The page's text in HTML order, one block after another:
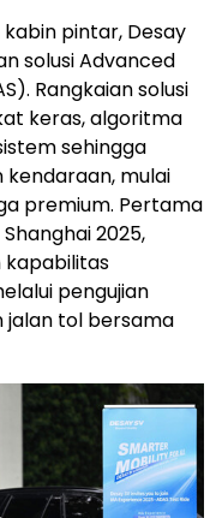
pintar, Desay
solusi Advanced
Rangkaian solusi
keras, algoritma
sehingga
mulai
premium. Pertama
2025,
kapabilitas
pengujian
jalan tol bersama